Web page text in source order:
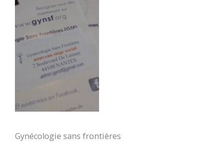
Gynécologie sans frontières